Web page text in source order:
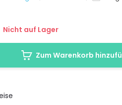
Nicht auf Lager
Zum Warenkorb